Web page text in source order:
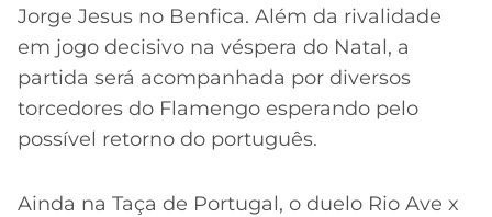
MG
CRUZEIRO
Jorge Jesus no Benfica. Além da rivalidade
em jogo decisivo na véspera do Natal, a
partida será acompanhada por diversos
torcedores do Flamengo esperando pelo
possível retorno do português.
Ainda na Taça de Portugal, o duelo Rio Ave x